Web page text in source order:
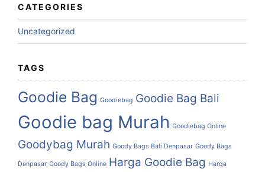
CATEGORIES
Uncategorized
TAGS
Goodie Bag Goodiebag Goodie Bag Bali
Goodie bag Murah Goodiebag Online
Goodybag Murah Goody Bags Bali Denpasar Goody Bags
Denpasar Goody Bags Online Harga Goodie Bag Harga